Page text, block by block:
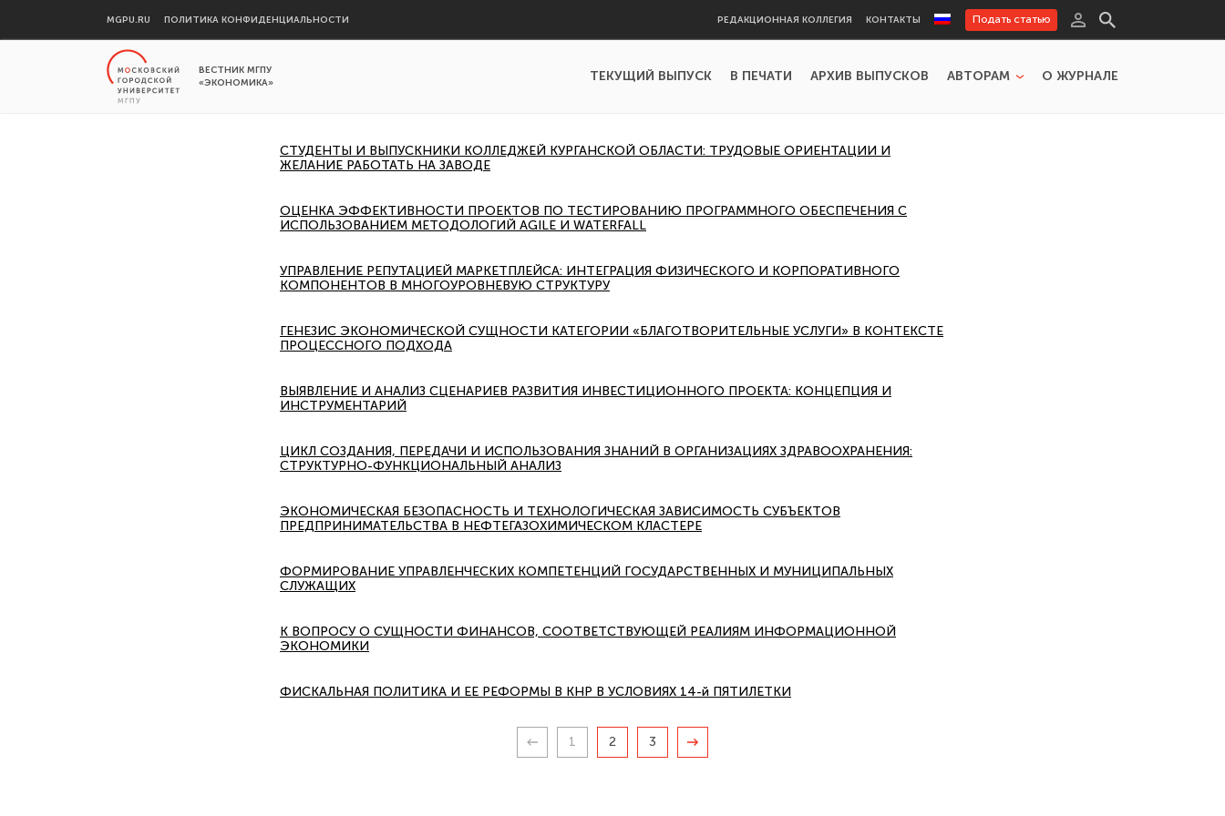
MGPU.RU ПОЛИТИКА КОНФИДЕНЦИАЛЬНОСТИ РЕДАКЦИОННАЯ КОЛЛЕГИЯ КОНТАКТЫ Подать статью
ВЕСТНИК МГПУ
«ЭКОНОМИКА»
ТЕКУЩИЙ ВЫПУСК В ПЕЧАТИ АРХИВ ВЫПУСКОВ АВТОРАМ О ЖУРНАЛЕ
СТУДЕНТЫ И ВЫПУСКНИКИ КОЛЛЕДЖЕЙ КУРГАНСКОЙ ОБЛАСТИ: ТРУДОВЫЕ ОРИЕНТАЦИИ И
ЖЕЛАНИЕ РАБОТАТЬ НА ЗАВОДЕ
ОЦЕНКА ЭФФЕКТИВНОСТИ ПРОЕКТОВ ПО ТЕСТИРОВАНИЮ ПРОГРАММНОГО ОБЕСПЕЧЕНИЯ С
ИСПОЛЬЗОВАНИЕМ МЕТОДОЛОГИЙ AGILE И WATERFALL
УПРАВЛЕНИЕ РЕПУТАЦИЕЙ МАРКЕТПЛЕЙСА: ИНТЕГРАЦИЯ ФИЗИЧЕСКОГО И КОРПОРАТИВНОГО
КОМПОНЕНТОВ В МНОГОУРОВНЕВУЮ СТРУКТУРУ
ГЕНЕЗИС ЭКОНОМИЧЕСКОЙ СУЩНОСТИ КАТЕГОРИИ «БЛАГОТВОРИТЕЛЬНЫЕ УСЛУГИ» В КОНТЕКСТЕ
ПРОЦЕССНОГО ПОДХОДА
ВЫЯВЛЕНИЕ И АНАЛИЗ СЦЕНАРИЕВ РАЗВИТИЯ ИНВЕСТИЦИОННОГО ПРОЕКТА: КОНЦЕПЦИЯ И
ИНСТРУМЕНТАРИЙ
ЦИКЛ СОЗДАНИЯ, ПЕРЕДАЧИ И ИСПОЛЬЗОВАНИЯ ЗНАНИЙ В ОРГАНИЗАЦИЯХ ЗДРАВООХРАНЕНИЯ:
СТРУКТУРНО-ФУНКЦИОНАЛЬНЫЙ АНАЛИЗ
ЭКОНОМИЧЕСКАЯ БЕЗОПАСНОСТЬ И ТЕХНОЛОГИЧЕСКАЯ ЗАВИСИМОСТЬ СУБЪЕКТОВ
ПРЕДПРИНИМАТЕЛЬСТВА В НЕФТЕГАЗОХИМИЧЕСКОМ КЛАСТЕРЕ
ФОРМИРОВАНИЕ УПРАВЛЕНЧЕСКИХ КОМПЕТЕНЦИЙ ГОСУДАРСТВЕННЫХ И МУНИЦИПАЛЬНЫХ
СЛУЖАЩИХ
К ВОПРОСУ О СУЩНОСТИ ФИНАНСОВ, СООТВЕТСТВУЮЩЕЙ РЕАЛИЯМ ИНФОРМАЦИОННОЙ
ЭКОНОМИКИ
ФИСКАЛЬНАЯ ПОЛИТИКА И ЕЕ РЕФОРМЫ В КНР В УСЛОВИЯХ 14-й ПЯТИЛЕТКИ
1 2 3